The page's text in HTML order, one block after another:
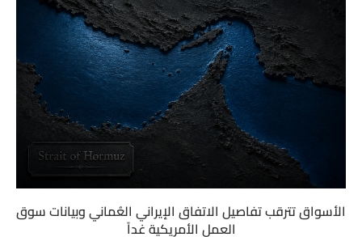
الأسواق تترقب تفاصيل الاتفاق الإيراني العُماني وبيانات سوق
العمل الأمريكية غداً